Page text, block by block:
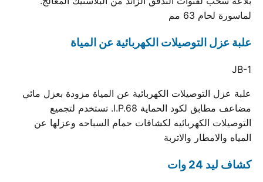
لماسورة لحام 63 مم
علبة عزل التوصيلات الكهربائية عن المياة
JB-1
علبة عزل التوصيلات الكهربائية عن المياة مزودة بعزل مائي
مضاعف مطابق لكود الحماية I.P.68. تستخدم لتجميع
التوصيلات الكهربائيه لكشافات حمام السباحه وعزلها عن
المياه والامطار والاتربة
كشاف ليد 24 وات